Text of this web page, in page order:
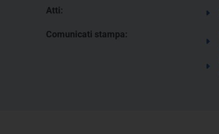
Atti:
Comunicati stampa: